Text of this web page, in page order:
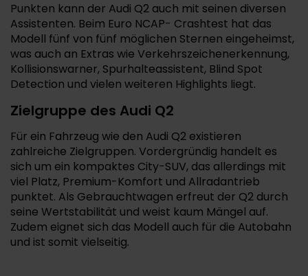
Punkten kann der Audi Q2 auch mit seinen diversen
Assistenten. Beim Euro NCAP- Crashtest hat das
Modell fünf von fünf möglichen Sternen eingeheimst,
was auch an Extras wie Verkehrszeichenerkennung,
Kollisionswarner, Spurhalteassistent, Blind Spot
Detection und vielen weiteren Highlights liegt.
Zielgruppe des Audi Q2
Für ein Fahrzeug wie den Audi Q2 existieren
zahlreiche Zielgruppen. Vordergründig handelt es
sich um ein kompaktes City-SUV, das allerdings mit
viel Platz, Premium-Komfort und Allradantrieb
punktet. Als Gebrauchtwagen erfreut der Q2 durch
seine Wertstabilität und weist kaum Mängel auf.
Zudem eignet sich das Modell auch für die Autobahn
und ist somit vielseitig.